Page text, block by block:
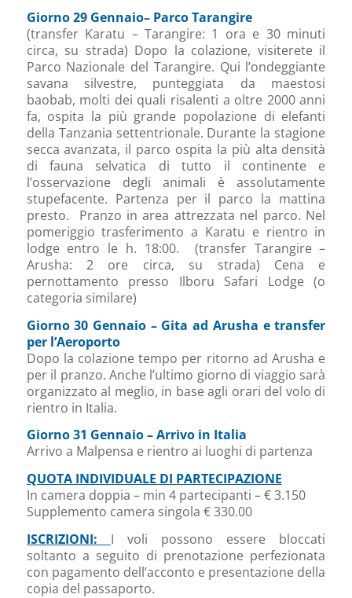
Giorno 29 Gennaio– Parco Tarangire
(transfer Karatu – Tarangire: 1 ora e 30 minuti
circa, su strada) Dopo la colazione, visiterete il
Parco Nazionale del Tarangire. Qui l’ondeggiante
savana silvestre, punteggiata da maestosi
baobab, molti dei quali risalenti a oltre 2000 anni
fa, ospita la più grande popolazione di elefanti
della Tanzania settentrionale. Durante la stagione
secca avanzata, il parco ospita la più alta densità
di fauna selvatica di tutto il continente e
l’osservazione degli animali è assolutamente
stupefacente. Partenza per il parco la mattina
presto. Pranzo in area attrezzata nel parco. Nel
pomeriggio trasferimento a Karatu e rientro in
lodge entro le h. 18:00. (transfer Tarangire –
Arusha: 2 ore circa, su strada) Cena e
pernottamento presso Ilboru Safari Lodge (o
categoria similare)
Giorno 30 Gennaio – Gita ad Arusha e transfer
per l’Aeroporto
Dopo la colazione tempo per ritorno ad Arusha e
per il pranzo. Anche l’ultimo giorno di viaggio sarà
organizzato al meglio, in base agli orari del volo di
rientro in Italia.
Giorno 31 Gennaio – Arrivo in Italia
Arrivo a Malpensa e rientro ai luoghi di partenza
QUOTA INDIVIDUALE DI PARTECIPAZIONE
In camera doppia – min 4 partecipanti – € 3.150
Supplemento camera singola € 330.00
ISCRIZIONI: I voli possono essere bloccati
soltanto a seguito di prenotazione perfezionata
con pagamento dell’acconto e presentazione della
copia del passaporto.